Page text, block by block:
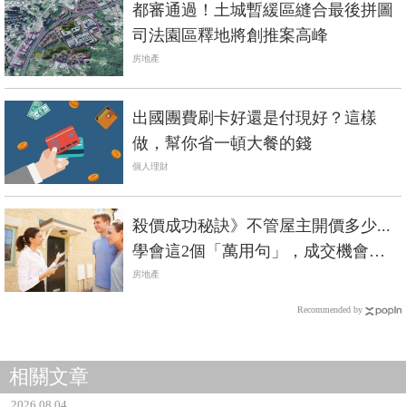
都審通過！土城暫緩區縫合最後拼圖
司法園區釋地將創推案高峰
房地產
出國團費刷卡好還是付現好？這樣
做，幫你省一頓大餐的錢
個人理財
殺價成功秘訣》不管屋主開價多少...
學會這2個「萬用句」，成交機會大
增！
房地產
Recommended by
相關文章